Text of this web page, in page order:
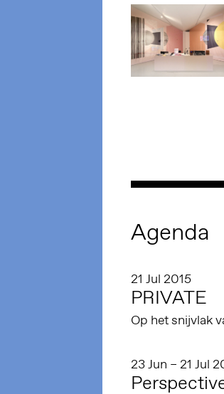
Agenda
21 Jul 2015
PRIVATE
Op het snijvlak
23 Jun – 21 Jul